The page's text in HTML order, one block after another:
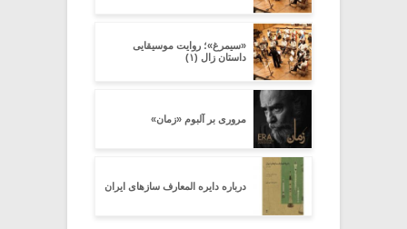
«سیمرغ»؛ روایت موسیقایی
داستان زال (۱)
مروری بر آلبوم «زمان»
درباره دایره المعارف سازهای ایران